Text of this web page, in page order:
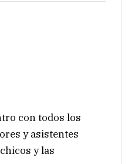
con todos los
y asistentes
y las